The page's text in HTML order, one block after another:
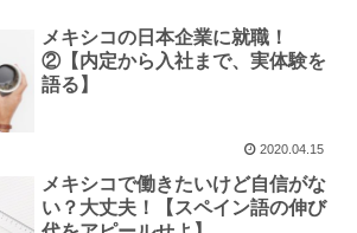
メキシコの日本企業に就職！
②【内定から入社まで、実体験を
語る】
2020.04.15
メキシコで働きたいけど自信がな
い？大丈夫！【スペイン語の伸び